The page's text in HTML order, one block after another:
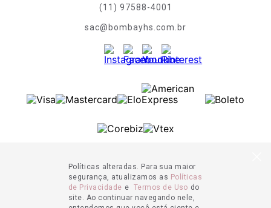
Políticas alteradas. Para sua maior
segurança, atualizamos as Políticas
de Privacidade e Termos de Uso do
site. Ao continuar navegando nele,
(11) 97588-4001
sac@bombayhs.com.br